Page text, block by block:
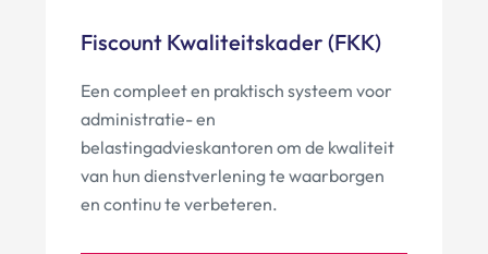
Fiscount Kwaliteitskader (FKK)
Een compleet en praktisch systeem voor
administratie- en
belastingadvieskantoren om de kwaliteit
van hun dienstverlening te waarborgen
en continu te verbeteren.